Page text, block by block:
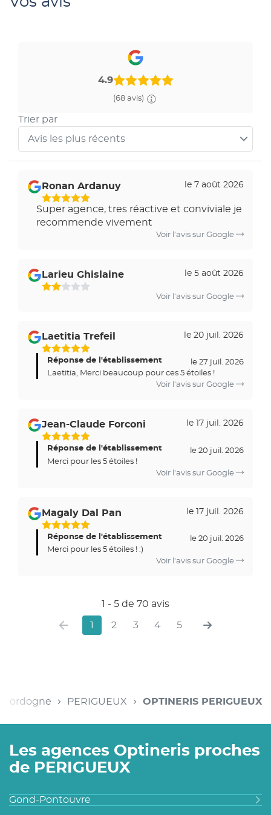
4.9
(68 avis)
Trier par
Avis les plus récents
avis
Ronan Ardanuy le 7 août 2026
Super agence, tres réactive et conviviale je
recommende vivement
Voir l'avis sur Google
Larieu Ghislaine le 5 août 2026
Voir l'avis sur Google
Laetitia Trefeil le 20 juil. 2026
Réponse de l'établissement
le 27 juil. 2026
Laetitia, Merci beaucoup pour ces 5 étoiles !
Voir l'avis sur Google
Jean-Claude Forconi le 17 juil. 2026
Réponse de l'établissement
le 20 juil. 2026
Merci pour les 5 étoiles !
Voir l'avis sur Google
Magaly Dal Pan le 17 juil. 2026
Réponse de l'établissement
le 20 juil. 2026
Merci pour les 5 étoiles ! :)
Voir l'avis sur Google
1 - 5 de 70 avis
1 2 3 4 5
Dordogne PERIGUEUX OPTINERIS PERIGUEUX
Les agences Optineris proches
de PERIGUEUX
Gond-Pontouvre